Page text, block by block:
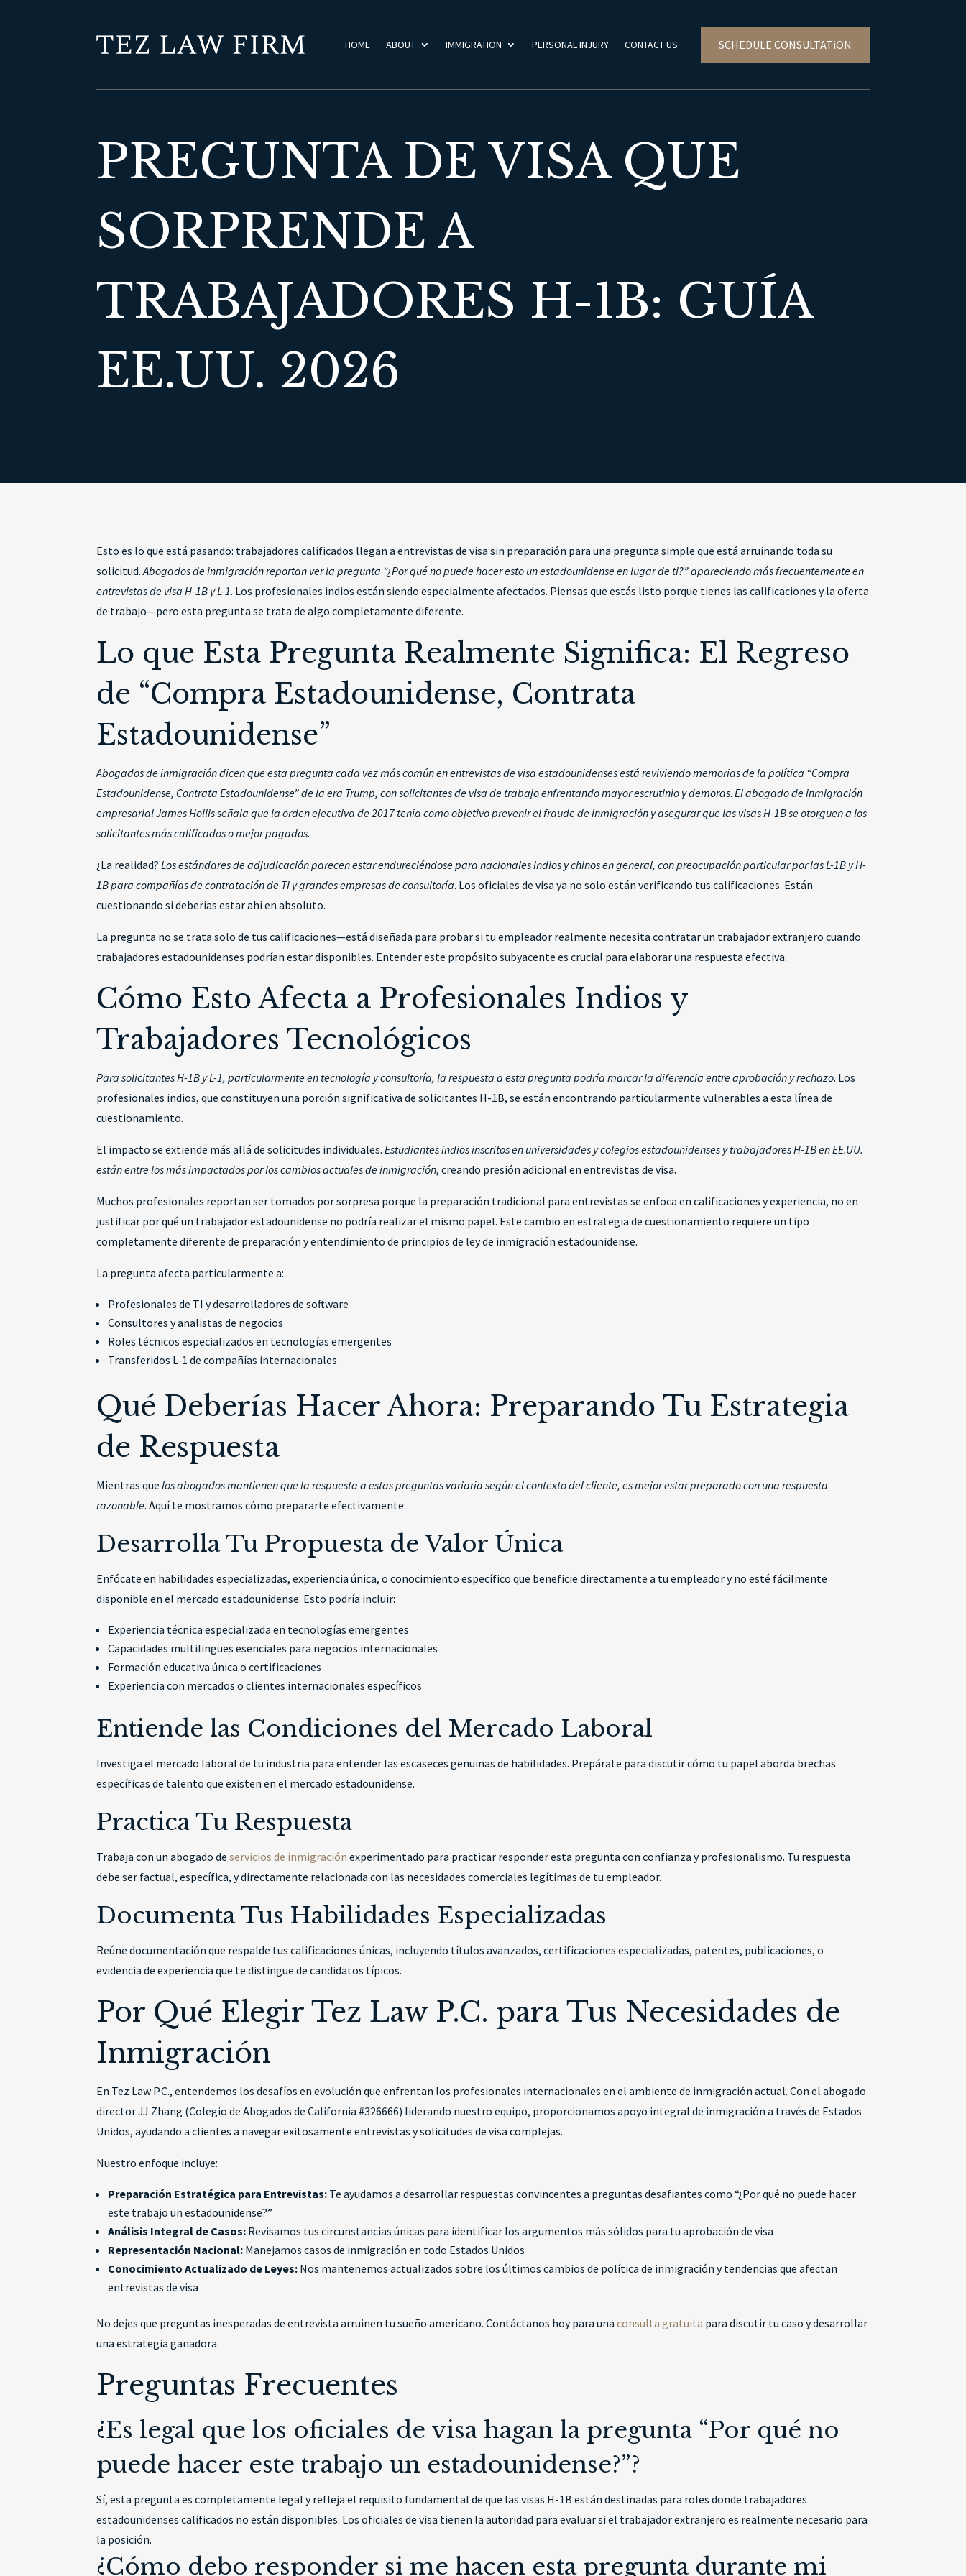
HOME ABOUT IMMIGRATION PERSONAL INJURY CONTACT US SCHEDULE CONSULTATiON
PREGUNTA DE VISA QUE
SORPRENDE A
TRABAJADORES H-1B: GUÍA
EE.UU. 2026
Esto es lo que está pasando: trabajadores calificados llegan a entrevistas de visa sin preparación para una pregunta simple que está arruinando toda su
solicitud.Abogados de inmigración reportan ver la pregunta “¿Por qué no puede hacer esto un estadounidense en lugar de ti?” apareciendo más frecuentemente en
entrevistas de visa H-1B y L-1. Los profesionales indios están siendo especialmente afectados. Piensas que estás listo porque tienes las calificaciones y la oferta
de trabajo—pero esta pregunta se trata de algo completamente diferente.
Lo que Esta Pregunta Realmente Significa: El Regreso
de “Compra Estadounidense, Contrata
Estadounidense”
Abogados de inmigración dicen que esta pregunta cada vez más común en entrevistas de visa estadounidenses está reviviendo memorias de la política “Compra
Estadounidense, Contrata Estadounidense” de la era Trump, con solicitantes de visa de trabajo enfrentando mayor escrutinio y demoras.El abogado de inmigración
empresarial James Hollis señala que la orden ejecutiva de 2017 tenía como objetivo prevenir el fraude de inmigración y asegurar que las visas H-1B se otorguen a los
solicitantes más calificados o mejor pagados.
¿La realidad?Los estándares de adjudicación parecen estar endureciéndose para nacionales indios y chinos en general, con preocupación particular por las L-1B y H-
1B para compañías de contratación de TI y grandes empresas de consultoría. Los oficiales de visa ya no solo están verificando tus calificaciones. Están
cuestionando si deberías estar ahí en absoluto.
La pregunta no se trata solo de tus calificaciones—está diseñada para probar si tu empleador realmente necesita contratar un trabajador extranjero cuando
trabajadores estadounidenses podrían estar disponibles. Entender este propósito subyacente es crucial para elaborar una respuesta efectiva.
Cómo Esto Afecta a Profesionales Indios y
Trabajadores Tecnológicos
Para solicitantes H-1B y L-1, particularmente en tecnología y consultoría, la respuesta a esta pregunta podría marcar la diferencia entre aprobación y rechazo. Los
profesionales indios, que constituyen una porción significativa de solicitantes H-1B, se están encontrando particularmente vulnerables a esta línea de
cuestionamiento.
El impacto se extiende más allá de solicitudes individuales.Estudiantes indios inscritos en universidades y colegios estadounidenses y trabajadores H-1B en EE.UU.
están entre los más impactados por los cambios actuales de inmigración, creando presión adicional en entrevistas de visa.
Muchos profesionales reportan ser tomados por sorpresa porque la preparación tradicional para entrevistas se enfoca en calificaciones y experiencia, no en
justificar por qué un trabajador estadounidense no podría realizar el mismo papel. Este cambio en estrategia de cuestionamiento requiere un tipo
completamente diferente de preparación y entendimiento de principios de ley de inmigración estadounidense.
La pregunta afecta particularmente a:
Profesionales de TI y desarrolladores de software
Consultores y analistas de negocios
Roles técnicos especializados en tecnologías emergentes
Transferidos L-1 de compañías internacionales
Qué Deberías Hacer Ahora: Preparando Tu Estrategia
de Respuesta
Mientras quelos abogados mantienen que la respuesta a estas preguntas variaría según el contexto del cliente, es mejor estar preparado con una respuesta
razonable. Aquí te mostramos cómo prepararte efectivamente:
Desarrolla Tu Propuesta de Valor Única
Enfócate en habilidades especializadas, experiencia única, o conocimiento específico que beneficie directamente a tu empleador y no esté fácilmente
disponible en el mercado estadounidense. Esto podría incluir:
Experiencia técnica especializada en tecnologías emergentes
Capacidades multilingües esenciales para negocios internacionales
Formación educativa única o certificaciones
Experiencia con mercados o clientes internacionales específicos
Entiende las Condiciones del Mercado Laboral
Investiga el mercado laboral de tu industria para entender las escaseces genuinas de habilidades. Prepárate para discutir cómo tu papel aborda brechas
específicas de talento que existen en el mercado estadounidense.
Practica Tu Respuesta
Trabaja con un abogado deservicios de inmigración experimentado para practicar responder esta pregunta con confianza y profesionalismo. Tu respuesta
debe ser factual, específica, y directamente relacionada con las necesidades comerciales legítimas de tu empleador.
Documenta Tus Habilidades Especializadas
Reúne documentación que respalde tus calificaciones únicas, incluyendo títulos avanzados, certificaciones especializadas, patentes, publicaciones, o
evidencia de experiencia que te distingue de candidatos típicos.
Por Qué Elegir Tez Law P.C. para Tus Necesidades de
Inmigración
En Tez Law P.C., entendemos los desafíos en evolución que enfrentan los profesionales internacionales en el ambiente de inmigración actual. Con el abogado
director JJ Zhang (Colegio de Abogados de California #326666) liderando nuestro equipo, proporcionamos apoyo integral de inmigración a través de Estados
Unidos, ayudando a clientes a navegar exitosamente entrevistas y solicitudes de visa complejas.
Nuestro enfoque incluye:
Preparación Estratégica para Entrevistas: Te ayudamos a desarrollar respuestas convincentes a preguntas desafiantes como “¿Por qué no puede hacer
este trabajo un estadounidense?”
Análisis Integral de Casos: Revisamos tus circunstancias únicas para identificar los argumentos más sólidos para tu aprobación de visa
Representación Nacional: Manejamos casos de inmigración en todo Estados Unidos
Conocimiento Actualizado de Leyes: Nos mantenemos actualizados sobre los últimos cambios de política de inmigración y tendencias que afectan
entrevistas de visa
No dejes que preguntas inesperadas de entrevista arruinen tu sueño americano. Contáctanos hoy para unaconsulta gratuita para discutir tu caso y desarrollar
una estrategia ganadora.
Preguntas Frecuentes
¿Es legal que los oficiales de visa hagan la pregunta “Por qué no
puede hacer este trabajo un estadounidense?”?
Sí, esta pregunta es completamente legal y refleja el requisito fundamental de que las visas H-1B están destinadas para roles donde trabajadores
estadounidenses calificados no están disponibles. Los oficiales de visa tienen la autoridad para evaluar si el trabajador extranjero es realmente necesario para
la posición.
¿Cómo debo responder si me hacen esta pregunta durante mi